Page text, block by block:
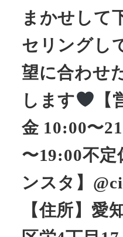
まかせして
セリングし
望に合わせ
します
金 10:00〜
〜19:00不定
ンスタ】
【住所】愛